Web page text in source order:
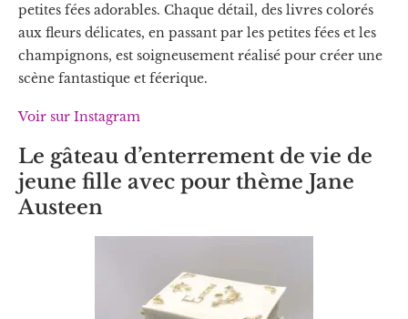
petites fées adorables. Chaque détail, des livres colorés
aux fleurs délicates, en passant par les petites fées et les
champignons, est soigneusement réalisé pour créer une
scène fantastique et féerique.
Voir sur Instagram
Le gâteau d’enterrement de vie de
jeune fille avec pour thème Jane
Austeen